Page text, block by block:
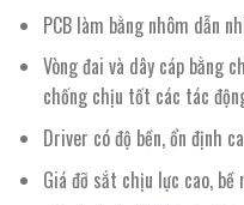
PCB làm bằng nhôm dẫn
Vòng đai và dây cáp bằng
chống chịu tốt các tác
Driver có độ bền, ổn định
Giá đỡ sắt chịu lực cao,